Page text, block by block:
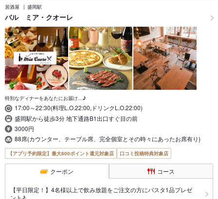
居酒屋 盛岡駅
バル ミア・クオーレ
特別なディナーをあなたにお届け…♪
17:00～22:30(料理L.O.22:00,ドリンクL.O.22:00)
盛岡駅から徒歩3分 地下通路B1出口すぐ目の前
3000円
88席(カウンター、テーブル席、完全個室とその時々にあったお席有り)
【アプリ予約限定】最大800ポイント還元対象店 口コミ投稿特典対象店
クーポン コース
【平日限定！】4名様以上で飲み放題をご注文の方にパスタ1品プレゼ
ント♪